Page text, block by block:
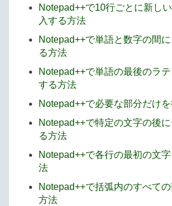
Notepad++で10行ごとに新し
入する方法
Notepad++で単語と数字の間
る方法
Notepad++で単語の最後のラ
する方法
Notepad++で必要な部分だけ
Notepad++で特定の文字の後
る方法
Notepad++で各行の最初の文
法
Notepad++で括弧内のすべて
方法